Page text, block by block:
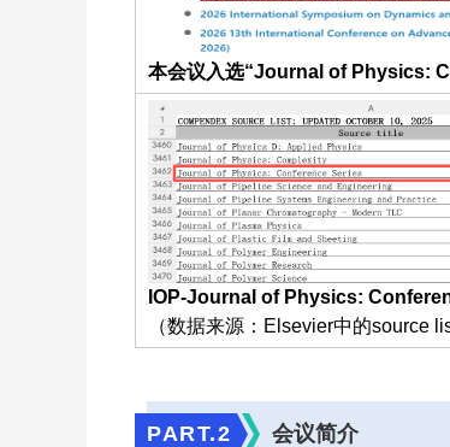
本会议入选“Journal of Physics:
IOP-Journal of Physics:
（数据来源：Elsevier中的source
PART.2 会议简介